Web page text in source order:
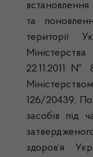
та
території
22.11.2011 №
126/20439,
засобів під
здоров’я